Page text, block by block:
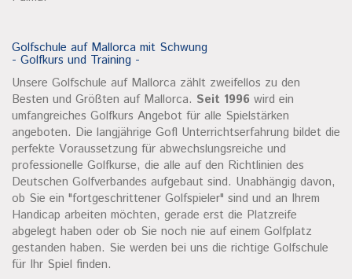
Golfschule auf Mallorca mit Schwung
- Golfkurs und Training -
Unsere Golfschule auf Mallorca zählt zweifellos zu den
Besten und Größten auf Mallorca. Seit 1996 wird ein
umfangreiches Golfkurs Angebot für alle Spielstärken
angeboten. Die langjährige Gofl Unterrichtserfahrung bildet die
perfekte Voraussetzung für abwechslungsreiche und
professionelle Golfkurse, die alle auf den Richtlinien des
Deutschen Golfverbandes aufgebaut sind. Unabhängig davon,
ob Sie ein "fortgeschrittener Golfspieler" sind und an Ihrem
Handicap arbeiten möchten, gerade erst die Platzreife
abgelegt haben oder ob Sie noch nie auf einem Golfplatz
gestanden haben. Sie werden bei uns die richtige Golfschule
für Ihr Spiel finden.